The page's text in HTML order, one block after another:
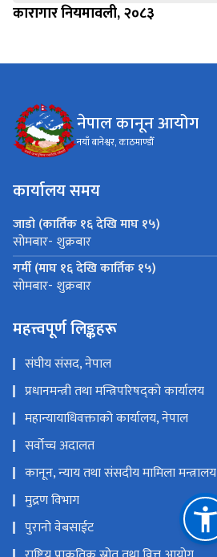
कारागार नियमावली, २०८३
नेपाल कानून आयोग
नयाँ बानेश्वर, काठमाण्डौँ
कार्यालय समय
जाडो (कार्तिक १६ देखि माघ १५)
सोमबार- शुक्रबार
गर्मी (माघ १६ देखि कार्तिक १५)
सोमबार- शुक्रबार
महत्त्वपूर्ण लिङ्कहरू
संघीय संसद, नेपाल
प्रधानमन्त्री तथा मन्त्रिपरिषद्को कार्यालय
महान्यायाधिवक्ताको कार्यालय, नेपाल
सर्वोच्च अदालत
कानून, न्याय तथा संसदीय मामिला मन्त्रालय
मुद्रण विभाग
पुरानो वेबसाईट